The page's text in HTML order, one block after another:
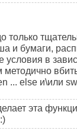
только
и бумаги,
условия в
методично
... else и\или
эта